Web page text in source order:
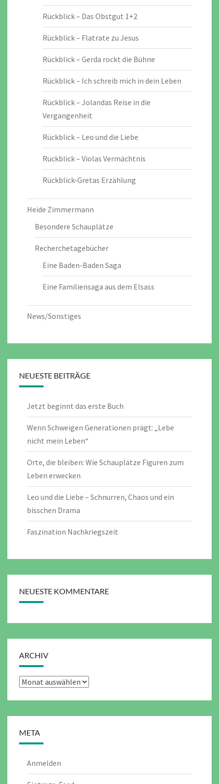
Rückblick – Das Obstgut 1+2
Rückblick – Flatrate zu Jesus
Rückblick – Gerda rockt die Bühne
Rückblick – Ich schreib mich in dein Leben
Rückblick – Jolandas Reise in die
Vergangenheit
Rückblick – Leo und die Liebe
Rückblick – Violas Vermächtnis
Rückblick-Gretas Erzählung
Heide Zimmermann
Besondere Schauplätze
Recherchetagebücher
Eine Baden-Baden Saga
Eine Familiensaga aus dem Elsass
News/Sonstiges
NEUESTE BEITRÄGE
Jetzt beginnt das erste Buch
Wenn Schweigen Generationen prägt: „Lebe
nicht mein Leben“
Orte, die bleiben: Wie Schauplätze Figuren zum
Leben erwecken
Leo und die Liebe – Schnurren, Chaos und ein
bisschen Drama
Faszination Nachkriegszeit
NEUESTE KOMMENTARE
ARCHIV
Archiv
META
Anmelden